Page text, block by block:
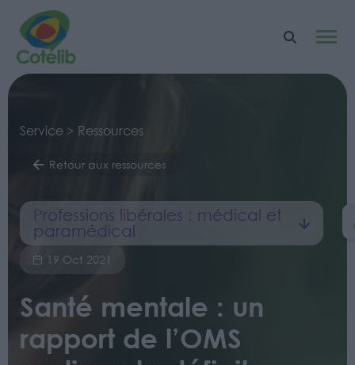
Service > Ressources
Retour aux ressources
Professions libérales : médical et
paramédical
19 Oct 2021
Santé mentale : un
rapport de l’OMS